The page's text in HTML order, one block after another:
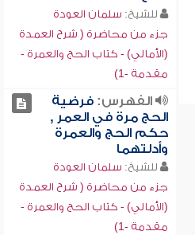
للشيخ: سلمان العودة
جزء من محاضرة ( شرح العمدة
(الأمالي) - كتاب الحج والعمرة -
مقدمة -1)
الفهرس:فرضية
الحج مرة في العمر ,
حكم الحج والعمرة
وأدلتهما
للشيخ: سلمان العودة
جزء من محاضرة ( شرح العمدة
(الأمالي) - كتاب الحج والعمرة -
مقدمة -1)